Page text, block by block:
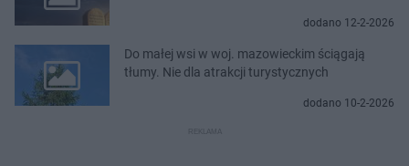
dodano 12-2-2026
Do małej wsi w woj. mazowieckim ściągają
tłumy. Nie dla atrakcji turystycznych
dodano 10-2-2026